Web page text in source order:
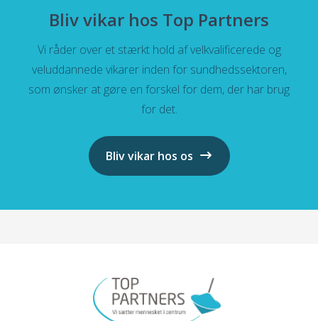
Bliv vikar hos Top Partners
Vi råder over et stærkt hold af velkvalificerede og
veluddannede vikarer inden for sundhedssektoren,
som ønsker at gøre en forskel for dem, der har brug
for det.
Bliv vikar hos os